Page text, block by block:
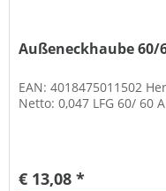
Außeneckhaube 60/
EAN: 4018475011502
Netto: 0,047 LFG 60/ 60
€ 13,08 *